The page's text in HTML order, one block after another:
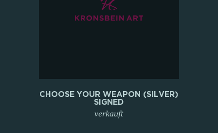
CHOOSE YOUR WEAPON (SILVER)
SIGNED
verkauft